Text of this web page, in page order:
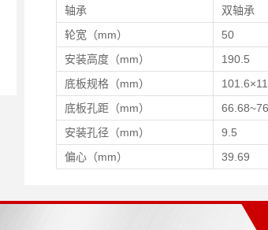
轴承
双轴承
轮宽（mm）
50
安装高度（mm）
190.5
底板规格（mm）
底板孔距（mm）
安装孔径（mm）
9.5
偏心（mm）
39.69